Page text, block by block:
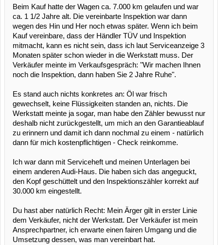
Beim Kauf hatte der Wagen ca. 7.000 km gelaufen und war
ca. 1 1/2 Jahre alt. Die vereinbarte Inspektion war dann
wegen des Hin und Her noch etwas später. Wenn ich beim
Kauf vereinbare, dass der Händler TÜV und Inspektion
mitmacht, kann es nicht sein, dass ich laut Serviceanzeige 3
Monaten später schon wieder in die Werkstatt muss. Der
Verkäufer meinte im Verkaufsgespräch: "Wir machen Ihnen
noch die Inspektion, dann haben Sie 2 Jahre Ruhe".
Es stand auch nichts konkretes an: Öl war frisch
gewechselt, keine Flüssigkeiten standen an, nichts. Die
Werkstatt meinte ja sogar, man habe den Zähler bewusst nur
deshalb nicht zurückgestellt, um mich an den Garantieablauf
zu erinnern und damit ich dann nochmal zu einem - natürlich
dann für mich kostenpflichtigen - Check reinkomme.
Ich war dann mit Serviceheft und meinen Unterlagen bei
einem anderen Audi-Haus. Die haben sich das angeguckt,
den Kopf geschüttelt und den Inspektionszähler korrekt auf
30.000 km eingestellt.
Du hast aber natürlich Recht: Mein Ärger gilt in erster Linie
dem Verkäufer, nicht der Werkstatt. Der Verkäufer ist mein
Ansprechpartner, ich erwarte einen fairen Umgang und die
Umsetzung dessen, was man vereinbart hat.